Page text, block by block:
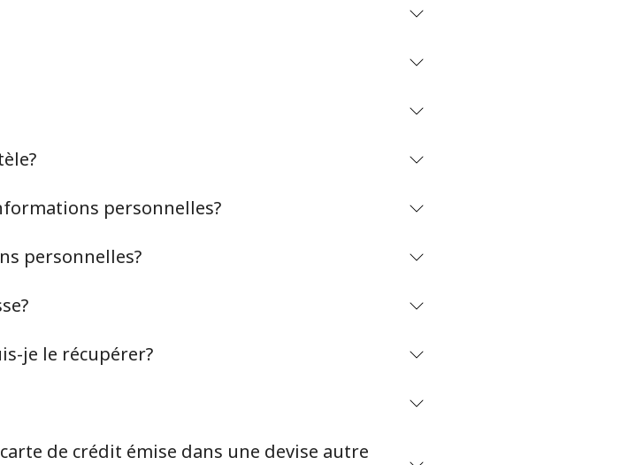
personnelles?
personnelles?
je le récupérer?
de crédit émise dans une devise autre